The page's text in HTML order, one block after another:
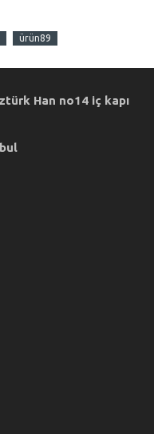
ürün89
Han no14 iç kapı